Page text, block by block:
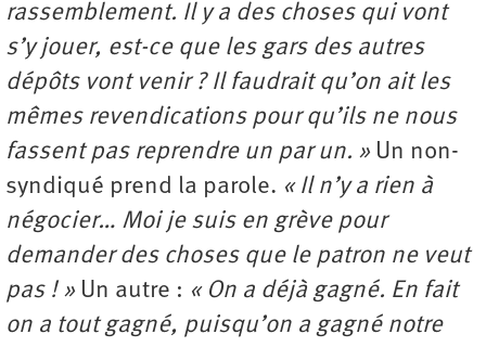
rassemblement. Il y a des choses qui vont
s’y jouer, est-ce que les gars des autres
dépôts vont venir ? Il faudrait qu’on ait les
mêmes revendications pour qu’ils ne nous
fassent pas reprendre un par un. » Un non-
syndiqué prend la parole. « Il n’y a rien à
négocier… Moi je suis en grève pour
demander des choses que le patron ne veut
pas ! » Un autre : « On a déjà gagné. En fait
on a tout gagné, puisqu’on a gagné notre